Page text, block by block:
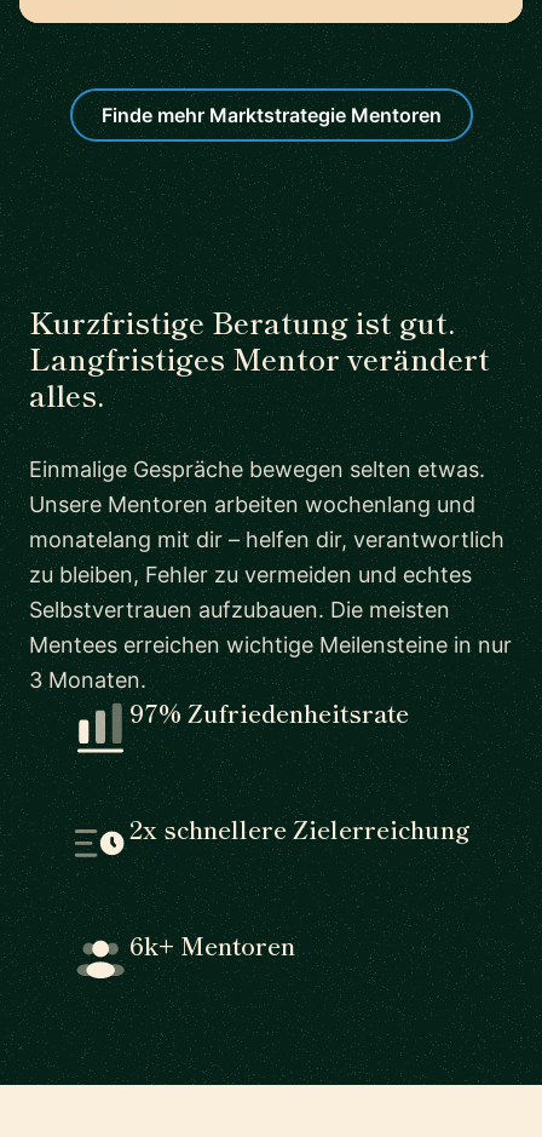
Finde mehr Marktstrategie Mentoren
Kurzfristige Beratung ist gut.
Langfristiges Mentor verändert
alles.
Einmalige Gespräche bewegen selten etwas.
Unsere Mentoren arbeiten wochenlang und
monatelang mit dir – helfen dir, verantwortlich
zu bleiben, Fehler zu vermeiden und echtes
Selbstvertrauen aufzubauen. Die meisten
Mentees erreichen wichtige Meilensteine in nur
3 Monaten.
97% Zufriedenheitsrate
2x schnellere Zielerreichung
6k+ Mentoren